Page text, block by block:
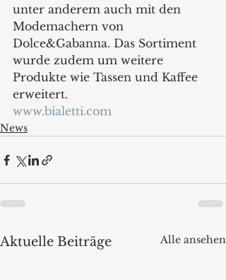
unter anderem auch mit den
Modemachern von
Dolce&Gabanna. Das Sortiment
wurde zudem um weitere
Produkte wie Tassen und Kaffee
erweitert.
www.bialetti.com
News
Aktuelle Beiträge Alle ansehen